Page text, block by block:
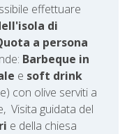
effettuare
di
a persona
Barbeque in
e soft drink
con olive serviti a
Visita guidata del
e della chiesa